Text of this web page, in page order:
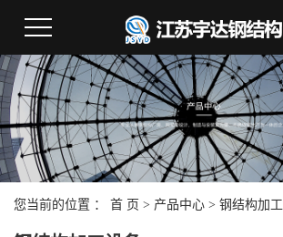
您当前的位置 ： 首 页 > 产品中心 > 钢结构加工